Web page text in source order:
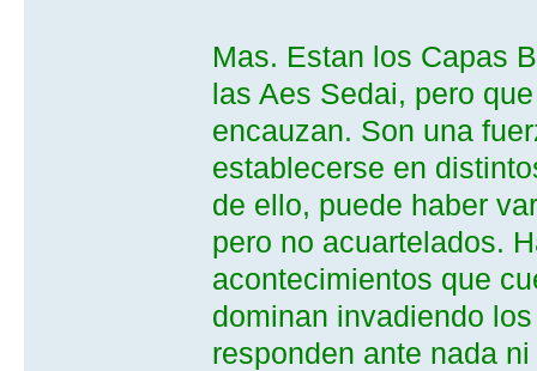
Mas. Estan los Capas
las Aes Sedai, pero
encauzan. Son una
establecerse en
de ello, puede haber
pero no acuartelados.
acontecimientos que
dominan invadiendo
responden ante nada